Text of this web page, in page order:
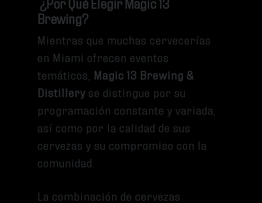
Brewing?
Mientras que muchas cervecerías
en Miami ofrecen eventos
temáticos, Magic 13 Brewing &
Distillery se distingue por su
programación constante y variada,
así como por la calidad de sus
cervezas y su compromiso con la
comunidad.
La combinación de cervezas